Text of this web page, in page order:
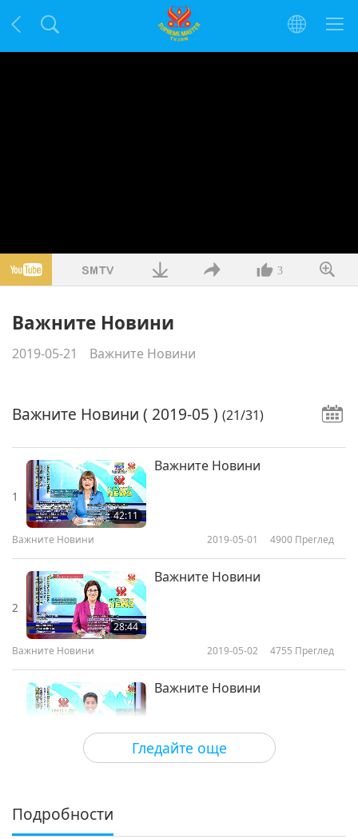
3
Важните Новини
2019-05-21 Важните Новини
Гледайте още
Важните Новини ( 2019-05 ) (21/31)
1
42:11
Важните Новини
Важните Новини 2019-05-01 4900 Преглед
2
28:44
Важните Новини
Важните Новини 2019-05-02 4755 Преглед
28:21
Важните Новини
Важните Новини 2019-05-03 5085
4
Подробности